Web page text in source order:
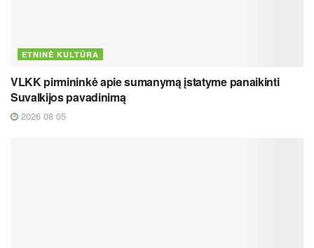
ETNINĖ KULTŪRA
VLKK pirmininkė apie sumanymą įstatyme panaikinti
Suvalkijos pavadinimą
2026 08 05